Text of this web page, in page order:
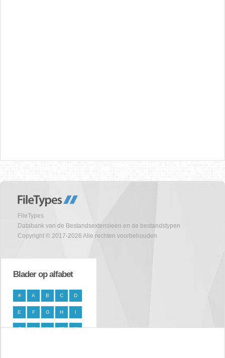
FileTypes
Databank van de Bestandsextensieen en de bestandstypen
Copyright © 2017-2026 Alle rechten voorbehouden
Blader op alfabet
# A B C D
E F G H I
J K L M N